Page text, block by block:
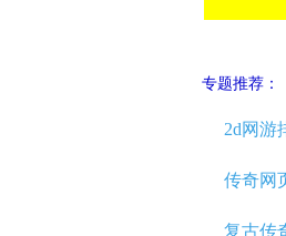
专题推荐：
2d网游
传奇网
复古传